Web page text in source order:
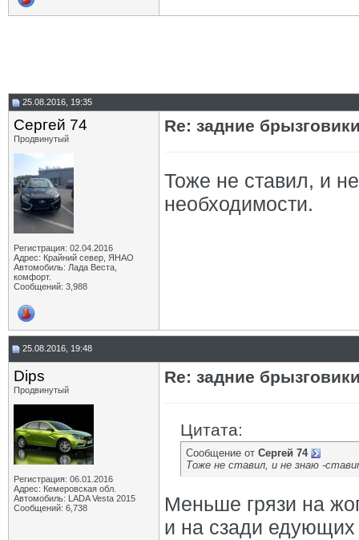
25.08.2016, 19:35
Сергей 74
Продвинутый
Регистрация: 02.04.2016
Адрес: Крайний север, ЯНАО
Автомобиль: Лада Веста,
комфорт.
Сообщений: 3,988
Re: задние
Тоже не ставил, и
необходимости.
25.08.2016, 19:48
Dips
Продвинутый
Регистрация: 06.01.2016
Адрес: Кемеровская обл.
Автомобиль: LADA Vesta 2015
Сообщений: 6,738
Re: задние
Цитата:
Сообщение от Сергей 74
Тоже не ставил, и не знаю -
Меньше грязи на
и на сзади